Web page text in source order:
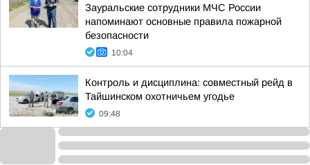
Зауральские сотрудники МЧС России
напоминают основные правила пожарной
безопасности
10:04
Контроль и дисциплина: совместный рейд в
Тайшинском охотничьем угодье
09:48